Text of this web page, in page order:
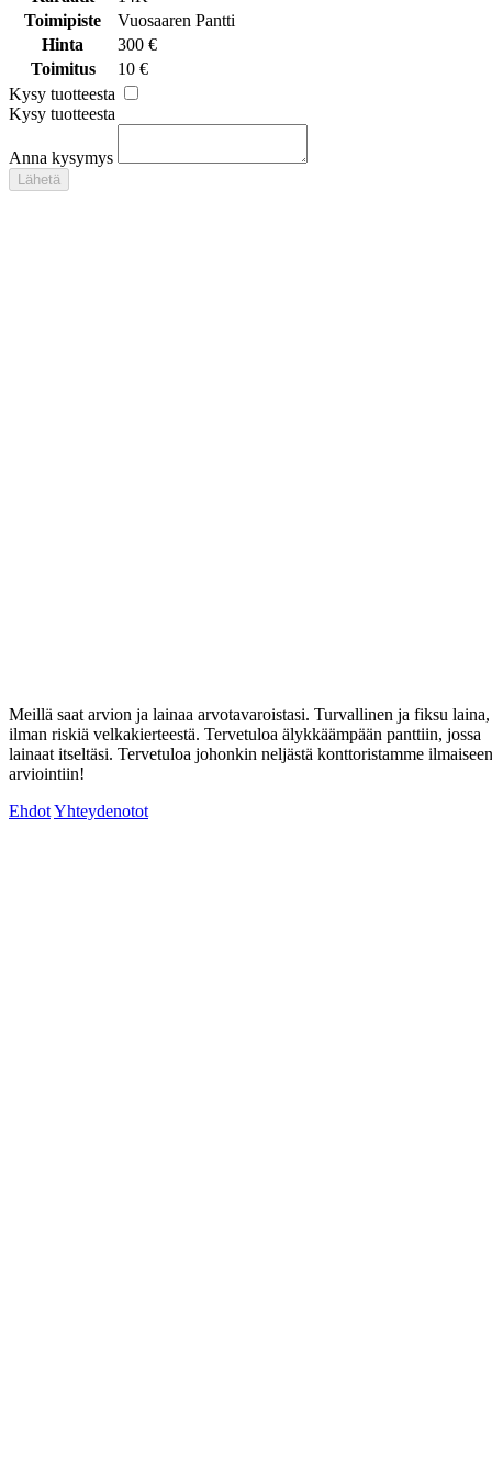
Toimipiste
Vuosaaren Pantti
Hinta
300 €
Toimitus
10 €
Kysy tuotteesta
Kysy tuotteesta
Anna kysymys
Lähetä
Meillä saat arvion ja lainaa arvotavaroistasi. Turvallinen ja fiksu laina,
ilman riskiä velkakierteestä. Tervetuloa älykkäämpään panttiin, jossa
lainaat itseltäsi. Tervetuloa johonkin neljästä konttoristamme ilmaiseen
arviointiin!
EhdotYhteydenotot